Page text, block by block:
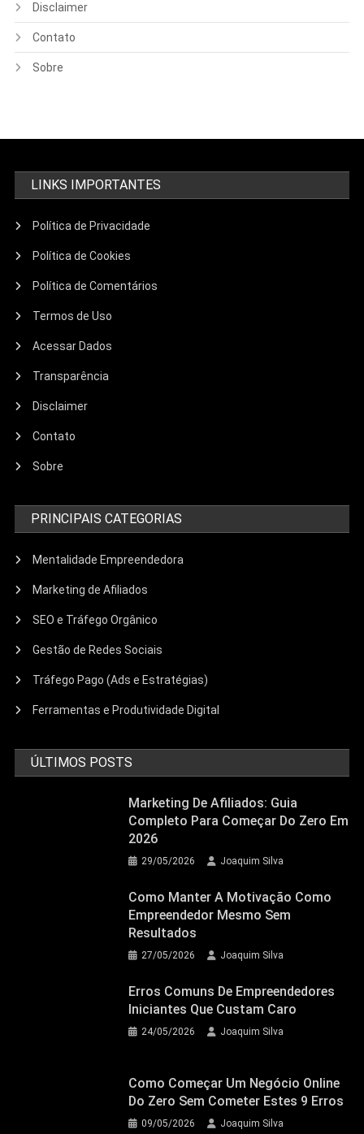
Disclaimer
Contato
Sobre
LINKS IMPORTANTES
Política de Privacidade
Política de Cookies
Política de Comentários
Termos de Uso
Acessar Dados
Transparência
Disclaimer
Contato
Sobre
PRINCIPAIS CATEGORIAS
Mentalidade Empreendedora
Marketing de Afiliados
SEO e Tráfego Orgânico
Gestão de Redes Sociais
Tráfego Pago (Ads e Estratégias)
Ferramentas e Produtividade Digital
ÚLTIMOS POSTS
Marketing De Afiliados: Guia
Completo Para Começar Do Zero Em
2026
29/05/2026 Joaquim Silva
Como Manter A Motivação Como
Empreendedor Mesmo Sem
Resultados
27/05/2026 Joaquim Silva
Erros Comuns De Empreendedores
Iniciantes Que Custam Caro
24/05/2026 Joaquim Silva
Como Começar Um Negócio Online
Do Zero Sem Cometer Estes 9 Erros
09/05/2026 Joaquim Silva